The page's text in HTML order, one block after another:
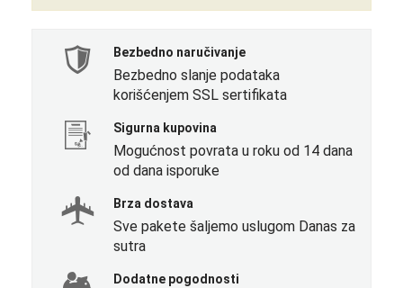
Bezbedno naručivanje
Bezbedno slanje podataka
korišćenjem SSL sertifikata
Sigurna kupovina
Mogućnost povrata u roku od 14 dana
od dana isporuke
Brza dostava
Sve pakete šaljemo uslugom Danas za
sutra
Dodatne pogodnosti